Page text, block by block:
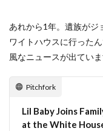
あれから1年。遺族がジ
ワイトハウスに行った
風なニュースが出ていま
Pitchfork
Lil Baby Joins
at the White